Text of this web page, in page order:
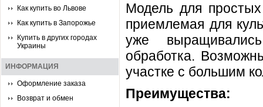
Как купить во Львове
Как купить в Запорожье
Купить в других городах
Украины
ИНФОРМАЦИЯ
Оформление заказа
Возврат и обмен
Модель для простых
приемлемая для
уже
обработка.
участке с большим
Преимущества: